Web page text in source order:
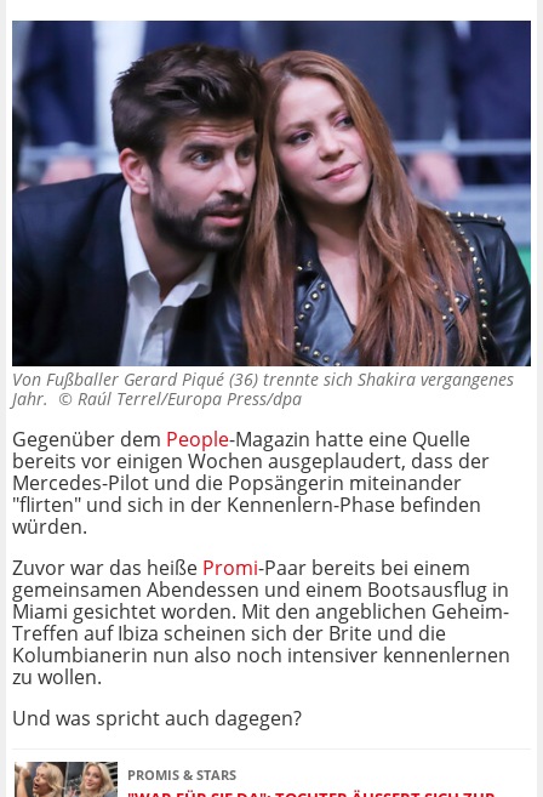
Von Fußballer Gerard Piqué (36) trennte sich Shakira vergangenes
Jahr. © Raúl Terrel/Europa Press/dpa
Gegenüber dem People-Magazin hatte eine Quelle
bereits vor einigen Wochen ausgeplaudert, dass der
Mercedes-Pilot und die Popsängerin miteinander
"flirten" und sich in der Kennenlern-Phase befinden
würden.
Zuvor war das heiße Promi-Paar bereits bei einem
gemeinsamen Abendessen und einem Bootsausflug in
Miami gesichtet worden. Mit den angeblichen Geheim-
Treffen auf Ibiza scheinen sich der Brite und die
Kolumbianerin nun also noch intensiver kennenlernen
zu wollen.
Und was spricht auch dagegen?
PROMIS & STARS